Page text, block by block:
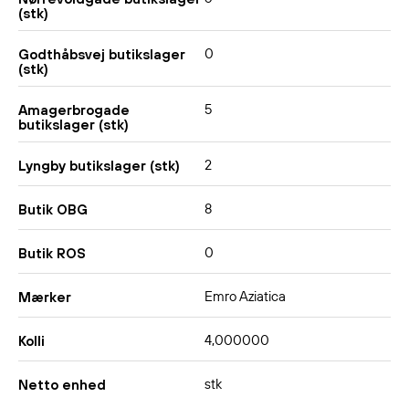
(stk)
Godthåbsvej butikslager
(stk)
0
Amagerbrogade
butikslager (stk)
5
Lyngby butikslager (stk) 2
Butik OBG 8
Butik ROS 0
Mærker Emro Aziatica
Kolli 4,000000
Netto enhed stk